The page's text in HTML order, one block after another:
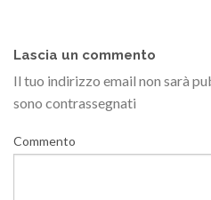
Lascia un commento
Il tuo indirizzo email non sarà
sono contrassegnati
Commento